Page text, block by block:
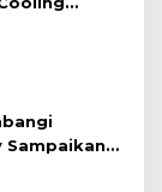
Rumbai,
Sampaikan
&